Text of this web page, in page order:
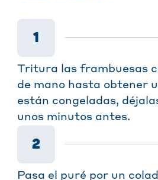
1
Tritura las frambuesas
de mano hasta obtener
están congeladas,
unos minutos antes.
2
Pasa el puré por un